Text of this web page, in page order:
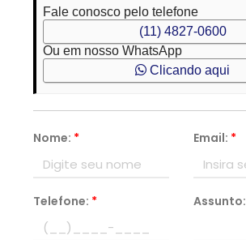
Fale conosco pelo telefone
(11) 4827-0600
Ou em nosso WhatsApp
Clicando aqui
Nome: * Email: *
Telefone: * Assunto: